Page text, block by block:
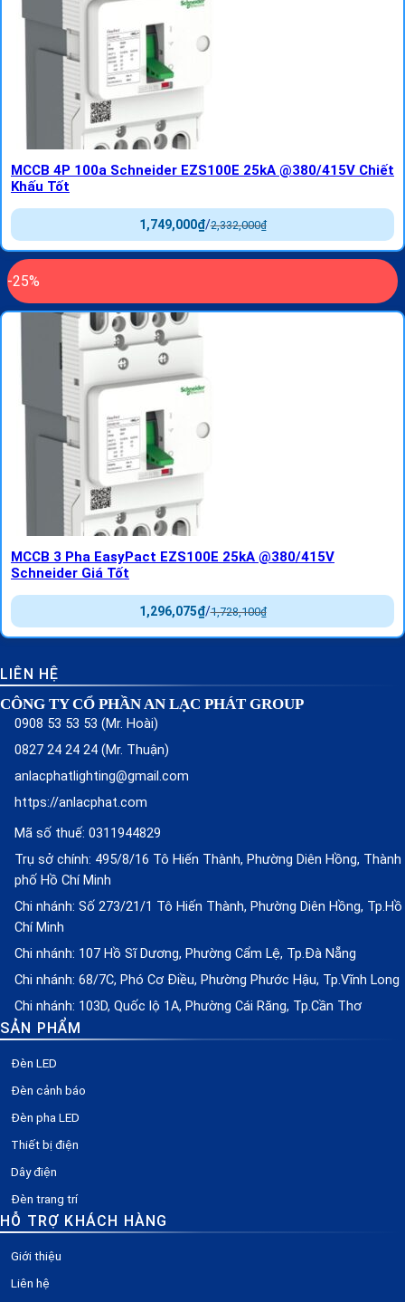
MCCB 4P 100a Schneider EZS100E 25kA @380/415V Chiết
Khấu Tốt
2,332,000₫
/
1,749,000₫
-25%
MCCB 3 Pha EasyPact EZS100E 25kA @380/415V
Schneider Giá Tốt
1,728,100₫
/
1,296,075₫
LIÊN HỆ
CÔNG TY CỔ PHẦN AN LẠC PHÁT GROUP
0908 53 53 53 (Mr. Hoài)
0827 24 24 24 (Mr. Thuận)
anlacphatlighting@gmail.com
https://anlacphat.com
Mã số thuế: 0311944829
Trụ sở chính: 495/8/16 Tô Hiến Thành, Phường Diên Hồng, Thành
phố Hồ Chí Minh
Chi nhánh: Số 273/21/1 Tô Hiến Thành, Phường Diên Hồng, Tp.Hồ
Chí Minh
Chi nhánh: 107 Hồ Sĩ Dương, Phường Cẩm Lệ, Tp.Đà Nẵng
Chi nhánh: 68/7C, Phó Cơ Điều, Phường Phước Hậu, Tp.Vĩnh Long
Chi nhánh: 103D, Quốc lộ 1A, Phường Cái Răng, Tp.Cần Thơ
SẢN PHẨM
Đèn LED
Đèn cảnh báo
Đèn pha LED
Thiết bị điện
Dây điện
Đèn trang trí
HỖ TRỢ KHÁCH HÀNG
Giới thiệu
Liên hệ